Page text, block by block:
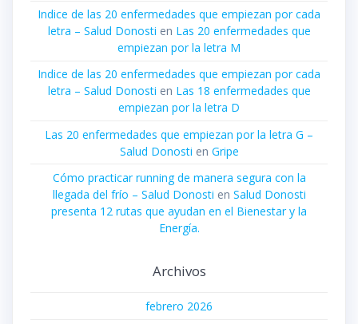
Indice de las 20 enfermedades que empiezan por cada
letra – Salud Donosti en Las 20 enfermedades que
empiezan por la letra M
Indice de las 20 enfermedades que empiezan por cada
letra – Salud Donosti en Las 18 enfermedades que
empiezan por la letra D
Las 20 enfermedades que empiezan por la letra G –
Salud Donosti en Gripe
Cómo practicar running de manera segura con la
llegada del frío – Salud Donosti en Salud Donosti
presenta 12 rutas que ayudan en el Bienestar y la
Energía.
Archivos
febrero 2026